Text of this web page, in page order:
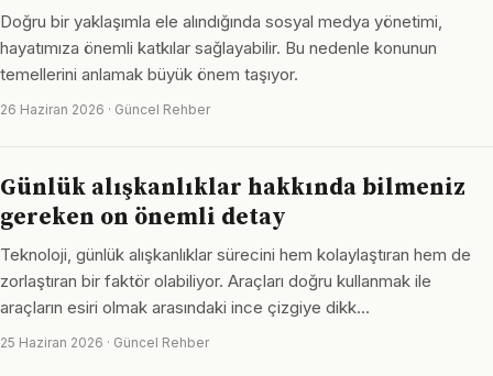
Doğru bir yaklaşımla ele alındığında sosyal medya yönetimi,
hayatımıza önemli katkılar sağlayabilir. Bu nedenle konunun
temellerini anlamak büyük önem taşıyor.
26 Haziran 2026 · Güncel Rehber
Günlük alışkanlıklar hakkında bilmeniz
gereken on önemli detay
Teknoloji, günlük alışkanlıklar sürecini hem kolaylaştıran hem de
zorlaştıran bir faktör olabiliyor. Araçları doğru kullanmak ile
araçların esiri olmak arasındaki ince çizgiye dikk…
25 Haziran 2026 · Güncel Rehber